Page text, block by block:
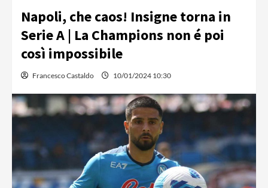
Napoli, che caos! Insigne torna in
Serie A | La Champions non é poi
così impossibile
Francesco Castaldo 10/01/2024 10:30